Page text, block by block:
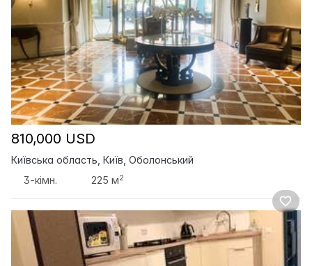
810,000 USD
Київська область, Київ, Оболонський
3-кімн.
225 м2